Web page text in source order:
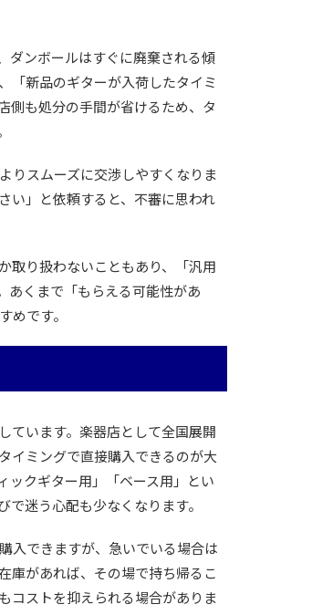
ダンボールはすぐに廃棄される傾
「新品のギターが入荷したタイミ
側も処分の手間が省けるため、タ
りスムーズに交渉しやすくなりま
い」と依頼すると、不審に思われ
取り扱わないこともあり、「汎用
あくまで「もらえる可能性があ
めです。
ています。楽器店として全国展開
イミングで直接購入できるのが大
ックギター用」「ベース用」とい
迷う心配も少なくなります。
入できますが、急いでいる場合は
庫があれば、その場で持ち帰るこ
コストを抑えられる場合がありま